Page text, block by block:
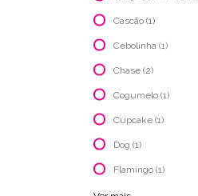
Cascão (1)
Cebolinha (1)
Chase (2)
Cogumelo (1)
Cupcake (1)
Dog (1)
Flamingo (1)